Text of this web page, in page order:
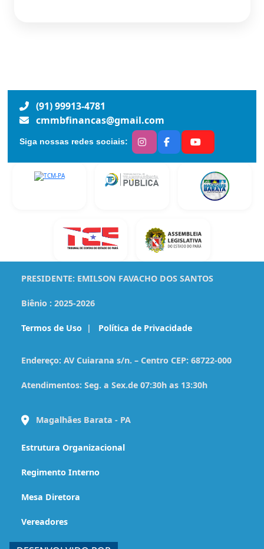
(91) 99913-4781
cmmbfinancas@gmail.com
Siga nossas redes sociais:
PRESIDENTE: EMILSON FAVACHO DOS SANTOS
Biênio : 2025-2026
Termos de Uso | Política de Privacidade
Endereço: AV Cuiarana s/n. – Centro CEP: 68722-000
Atendimentos: Seg. a Sex.de 07:30h as 13:30h
Magalhães Barata - PA
Estrutura Organizacional
Regimento Interno
Mesa Diretora
Vereadores